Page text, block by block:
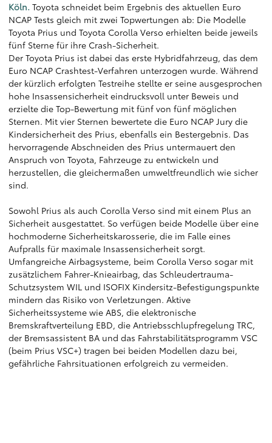
Köln. Toyota schneidet beim Ergebnis des aktuellen Euro
NCAP Tests gleich mit zwei Topwertungen ab: Die Modelle
Toyota Prius und Toyota Corolla Verso erhielten beide jeweils
fünf Sterne für ihre Crash-Sicherheit.
Der Toyota Prius ist dabei das erste Hybridfahrzeug, das dem
Euro NCAP Crashtest-Verfahren unterzogen wurde. Während
der kürzlich erfolgten Testreihe stellte er seine ausgesprochen
hohe Insassensicherheit eindrucksvoll unter Beweis und
erzielte die Top-Bewertung mit fünf von fünf möglichen
Sternen. Mit vier Sternen bewertete die Euro NCAP Jury die
Kindersicherheit des Prius, ebenfalls ein Bestergebnis. Das
hervorragende Abschneiden des Prius untermauert den
Anspruch von Toyota, Fahrzeuge zu entwickeln und
herzustellen, die gleichermaßen umweltfreundlich wie sicher
sind.
Sowohl Prius als auch Corolla Verso sind mit einem Plus an
Sicherheit ausgestattet. So verfügen beide Modelle über eine
hochmoderne Sicherheitskarosserie, die im Falle eines
Aufpralls für maximale Insassensicherheit sorgt.
Umfangreiche Airbagsysteme, beim Corolla Verso sogar mit
zusätzlichem Fahrer-Knieairbag, das Schleudertrauma-
Schutzsystem WIL und ISOFIX Kindersitz-Befestigungspunkte
mindern das Risiko von Verletzungen. Aktive
Sicherheitssysteme wie ABS, die elektronische
Bremskraftverteilung EBD, die Antriebsschlupfregelung TRC,
der Bremsassistent BA und das Fahrstabilitätsprogramm VSC
(beim Prius VSC+) tragen bei beiden Modellen dazu bei,
gefährliche Fahrsituationen erfolgreich zu vermeiden.